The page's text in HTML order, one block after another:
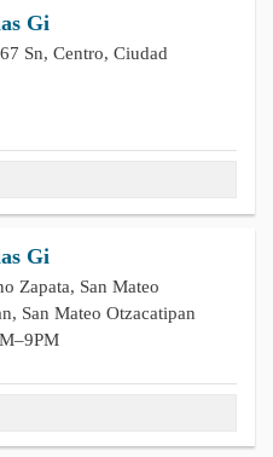
Gi
Sn, Centro, Ciudad
Gi
Zapata, San Mateo
San Mateo Otzacatipan